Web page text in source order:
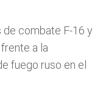
de combate F-16 y
a la
fuego ruso en el